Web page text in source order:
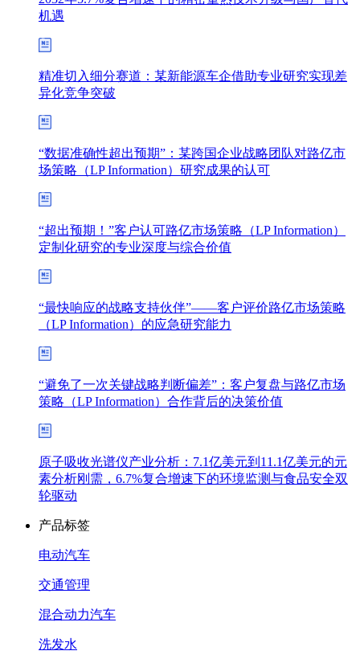
机遇
精准切入细分赛道：某新能源车企借助专业研究实现差
异化竞争突破
“数据准确性超出预期”：某跨国企业战略团队对路亿市
场策略（LP Information）研究成果的认可
“超出预期！”客户认可路亿市场策略（LP Information）
定制化研究的专业深度与综合价值
“最快响应的战略支持伙伴”——客户评价路亿市场策略
（LP Information）的应急研究能力
“避免了一次关键战略判断偏差”：客户复盘与路亿市场
策略（LP Information）合作背后的决策价值
原子吸收光谱仪产业分析：7.1亿美元到11.1亿美元的元
素分析刚需，6.7%复合增速下的环境监测与食品安全双
轮驱动
产品标签
电动汽车
交通管理
混合动力汽车
洗发水